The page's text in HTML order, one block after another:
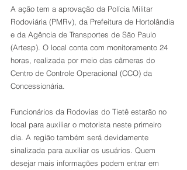
A ação tem a aprovação da Polícia Militar
Rodoviária (PMRv), da Prefeitura de Hortolândia
e da Agência de Transportes de São Paulo
(Artesp). O local conta com monitoramento 24
horas, realizada por meio das câmeras do
Centro de Controle Operacional (CCO) da
Concessionária.
Funcionários da Rodovias do Tietê estarão no
local para auxiliar o motorista neste primeiro
dia. A região também será devidamente
sinalizada para auxiliar os usuários. Quem
desejar mais informações podem entrar em